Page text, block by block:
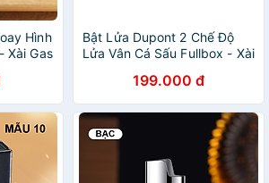
Hình
Xài Gas
Bật Lửa Dupont 2 Chế Độ
Lửa Vân Cá Sấu Fullbox - Xài
199.000 đ